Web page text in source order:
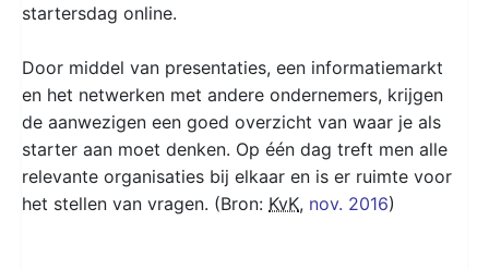
startersdag online.
Door middel van presentaties, een informatiemarkt
en het netwerken met andere ondernemers, krijgen
de aanwezigen een goed overzicht van waar je als
starter aan moet denken. Op één dag treft men alle
relevante organisaties bij elkaar en is er ruimte voor
het stellen van vragen. (Bron: KvK, nov. 2016)